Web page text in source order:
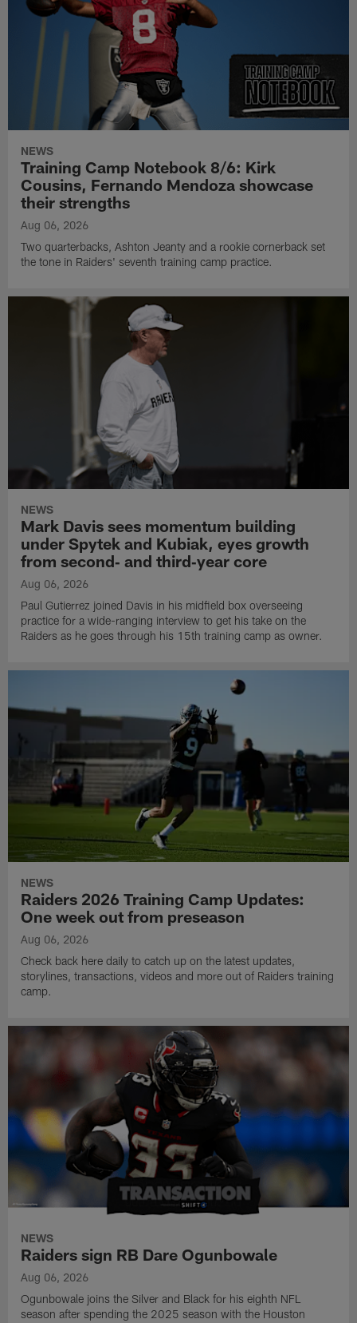
NEWS
Training Camp Notebook 8/6: Kirk
Cousins, Fernando Mendoza showcase
their strengths
Aug 06, 2026
Two quarterbacks, Ashton Jeanty and a rookie cornerback set
the tone in Raiders' seventh training camp practice.
NEWS
Mark Davis sees momentum building
under Spytek and Kubiak, eyes growth
from second‑ and third‑year core
Aug 06, 2026
Paul Gutierrez joined Davis in his midfield box overseeing
practice for a wide-ranging interview to get his take on the
Raiders as he goes through his 15th training camp as owner.
NEWS
Raiders 2026 Training Camp Updates:
One week out from preseason
Aug 06, 2026
Check back here daily to catch up on the latest updates,
storylines, transactions, videos and more out of Raiders training
camp.
NEWS
Raiders sign RB Dare Ogunbowale
Aug 06, 2026
Ogunbowale joins the Silver and Black for his eighth NFL
season after spending the 2025 season with the Houston